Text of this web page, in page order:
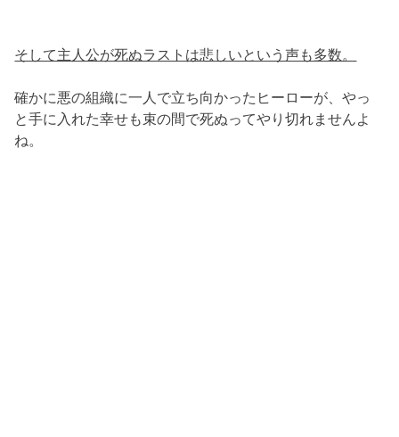
そして主人公が死ぬラストは悲しいという声も多数。
確かに悪の組織に一人で立ち向かったヒーローが、やっ
と手に入れた幸せも束の間で死ぬってやり切れませんよ
ね。